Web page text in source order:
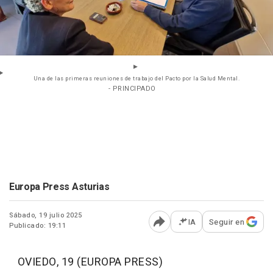
Una de las primeras reuniones de trabajo del Pacto por la Salud Mental.
- PRINCIPADO
Europa Press Asturias
Sábado, 19 julio 2025
Publicado: 19:11
Abrir opciones para
IA Seguir en
OVIEDO, 19 (EUROPA PRESS)